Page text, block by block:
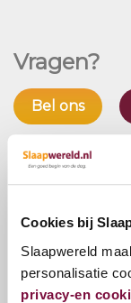
Cookies bij
Slaapwereld
personalisatie
privacy-en
Vragen?
Bel ons
Zojuist